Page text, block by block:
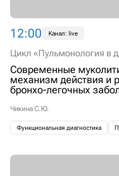
12:00 Канал: live
Цикл «Пульмонология в
Современные
механизм действия и
бронхо-легочных
Чикина С.Ю.
Функциональная диагностика